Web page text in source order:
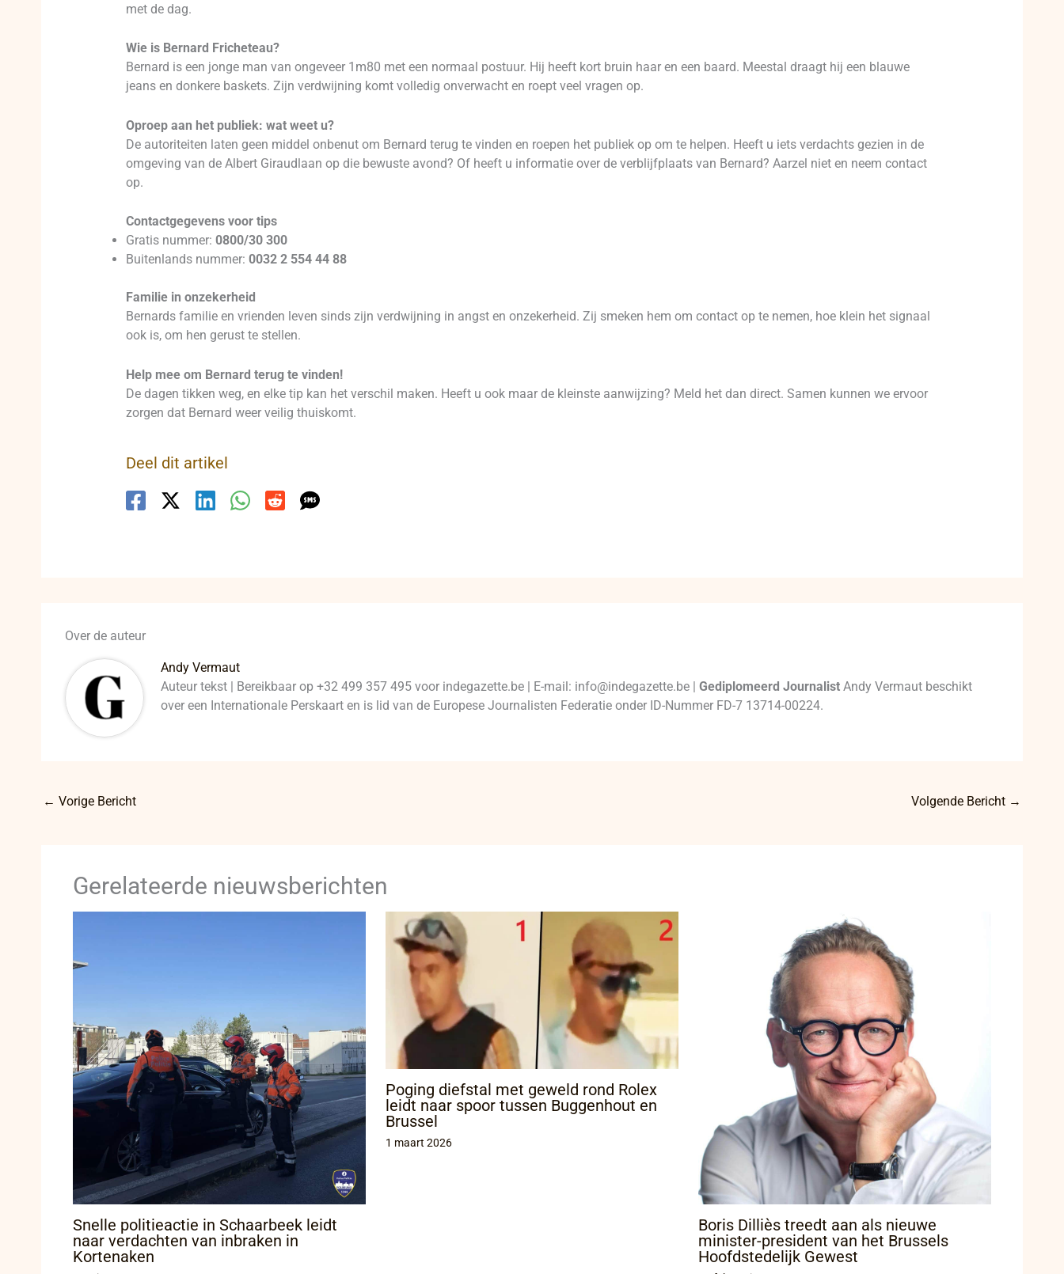
met de dag.
Wie is Bernard Fricheteau?
Bernard is een jonge man van ongeveer 1m80 met een normaal postuur. Hij heeft kort bruin haar en een baard. Meestal draagt hij een blauwe
jeans en donkere baskets. Zijn verdwijning komt volledig onverwacht en roept veel vragen op.
Oproep aan het publiek: wat weet u?
De autoriteiten laten geen middel onbenut om Bernard terug te vinden en roepen het publiek op om te helpen. Heeft u iets verdachts gezien in de
omgeving van de Albert Giraudlaan op die bewuste avond? Of heeft u informatie over de verblijfplaats van Bernard? Aarzel niet en neem contact
op.
Contactgegevens voor tips
Gratis nummer: 0800/30 300
Buitenlands nummer: 0032 2 554 44 88
Familie in onzekerheid
Bernards familie en vrienden leven sinds zijn verdwijning in angst en onzekerheid. Zij smeken hem om contact op te nemen, hoe klein het signaal
ook is, om hen gerust te stellen.
Help mee om Bernard terug te vinden!
De dagen tikken weg, en elke tip kan het verschil maken. Heeft u ook maar de kleinste aanwijzing? Meld het dan direct. Samen kunnen we ervoor
zorgen dat Bernard weer veilig thuiskomt.
Deel dit artikel
Over de auteur
Andy Vermaut
Auteur tekst | Bereikbaar op +32 499 357 495 voor indegazette.be | E-mail: info@indegazette.be |Gediplomeerd Journalist Andy Vermaut beschikt
over een Internationale Perskaart en is lid van de Europese Journalisten Federatie onder ID-Nummer FD-7 13714-00224.
← Vorige Bericht Volgende Bericht →
Gerelateerde nieuwsberichten
Snelle politieactie in Schaarbeek leidt
naar verdachten van inbraken in
Kortenaken
Poging diefstal met geweld rond Rolex
leidt naar spoor tussen Buggenhout en
Brussel
1 maart 2026
Boris Dilliès treedt aan als nieuwe
minister-president van het Brussels
Hoofdstedelijk Gewest